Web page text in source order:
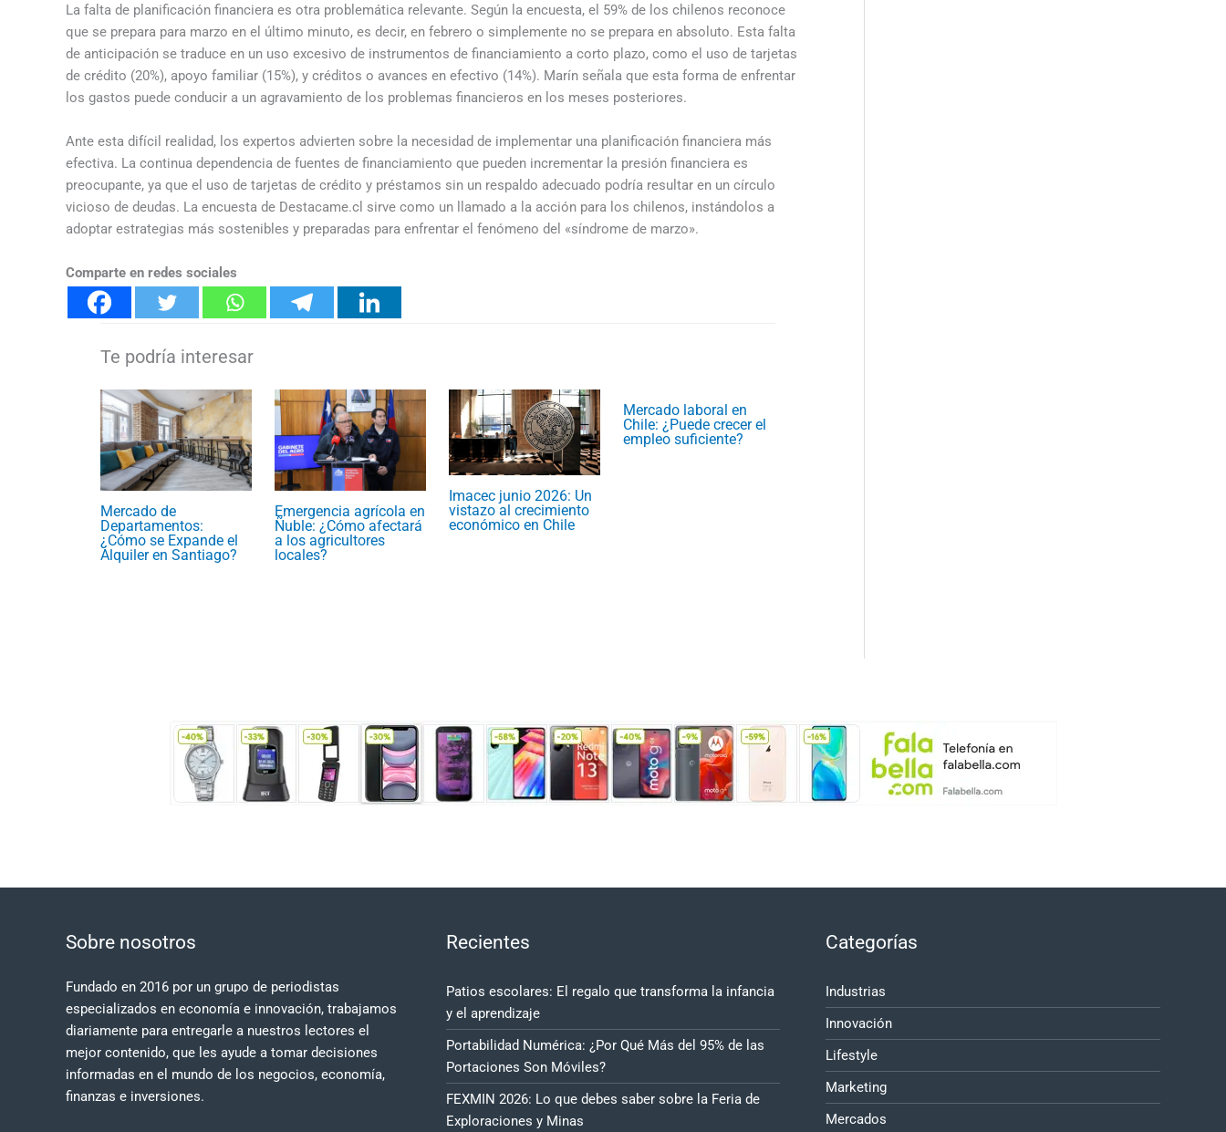
La falta de planificación financiera es otra problemática relevante. Según la encuesta, el 59% de los chilenos reconoce
que se prepara para marzo en el último minuto, es decir, en febrero o simplemente no se prepara en absoluto. Esta falta
de anticipación se traduce en un uso excesivo de instrumentos de financiamiento a corto plazo, como el uso de tarjetas
de crédito (20%), apoyo familiar (15%), y créditos o avances en efectivo (14%). Marín señala que esta forma de enfrentar
los gastos puede conducir a un agravamiento de los problemas financieros en los meses posteriores.
Ante esta difícil realidad, los expertos advierten sobre la necesidad de implementar una planificación financiera más
efectiva. La continua dependencia de fuentes de financiamiento que pueden incrementar la presión financiera es
preocupante, ya que el uso de tarjetas de crédito y préstamos sin un respaldo adecuado podría resultar en un círculo
vicioso de deudas. La encuesta de Destacame.cl sirve como un llamado a la acción para los chilenos, instándolos a
adoptar estrategias más sostenibles y preparadas para enfrentar el fenómeno del «síndrome de marzo».
Comparte en redes sociales
Mercado de
Departamentos:
¿Cómo se Expande el
Alquiler en Santiago?
Emergencia agrícola en
Ñuble: ¿Cómo afectará
a los agricultores
locales?
Imacec junio 2026: Un
vistazo al crecimiento
económico en Chile
Mercado laboral en
Chile: ¿Puede crecer el
empleo suficiente?
Sobre nosotros
Fundado en 2016 por un grupo de periodistas
especializados en economía e innovación, trabajamos
diariamente para entregarle a nuestros lectores el
mejor contenido, que les ayude a tomar decisiones
informadas en el mundo de los negocios, economía,
finanzas e inversiones.
Recientes
Patios escolares: El regalo que transforma la infancia
y el aprendizaje
Portabilidad Numérica: ¿Por Qué Más del 95% de las
Portaciones Son Móviles?
FEXMIN 2026: Lo que debes saber sobre la Feria de
Exploraciones y Minas
Categorías
Industrias
Innovación
Lifestyle
Marketing
Mercados